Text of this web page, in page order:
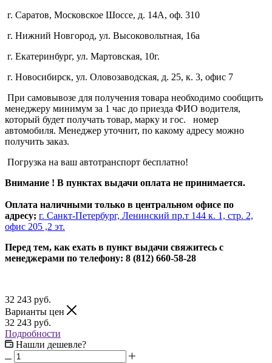
г. Саратов, Московское Шоссе, д. 14А, оф. 310
г. Нижний Новгород, ул. Высоковольтная, 16а
г. Екатеринбург, ул. Мартовская, 10г.
г. Новосибирск, ул. Оловозаводская, д. 25, к. 3, офис 7
При самовывозе для получения товара необходимо сообщить
менеджеру минимум за 1 час до приезда ФИО водителя,
который будет получать товар, марку и гос. номер
автомобиля. Менеджер уточнит, по какому адресу можно
получить заказ.
Погрузка на ваш автотранспорт бесплатно!
Внимание ! В пунктах выдачи оплата не принимается.
Оплата наличными только в центральном офисе по
адресу; г. Санкт-Петербург, Ленинский пр.т 144 к. 1, стр. 2,
офис 205 ,2 эт.
Перед тем, как ехать в пункт выдачи свяжитесь с
менеджерами по телефону: 8 (812) 660-58-28
32 243 руб.
Варианты цен
32 243 руб.
Подробности
Нашли дешевле?